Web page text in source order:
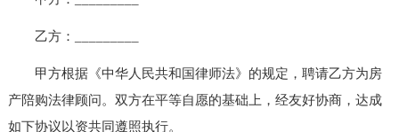
乙方：_________
甲方根据《中华人民共和国律师法》的规定，聘请乙方为房
产陪购法律顾问。双方在平等自愿的基础上，经友好协商，达成
如下协议以资共同遵照执行。